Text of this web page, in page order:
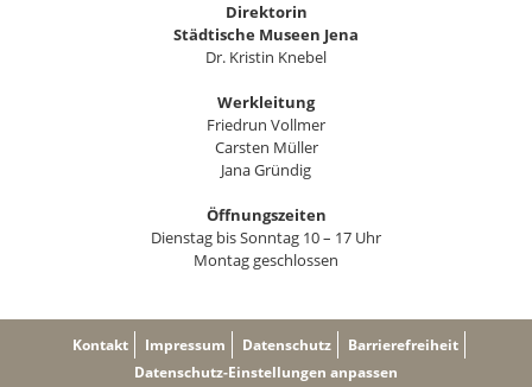
Direktorin
Städtische Museen Jena
Dr. Kristin Knebel
Werkleitung
Friedrun Vollmer
Carsten Müller
Jana Gründig
Öffnungszeiten
Dienstag bis Sonntag 10 – 17 Uhr
Montag geschlossen
Kontakt Impressum Datenschutz
Barrierefreiheit
Datenschutz-Einstellungen anpassen